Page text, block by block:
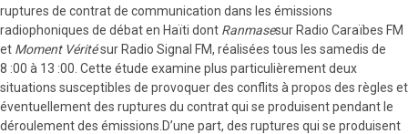
ruptures de contrat de communication dans les émissions
radiophoniques de débat en Haïti dont Ranmasesur Radio Caraïbes FM
et Moment Véritésur Radio Signal FM, réalisées tous les samedis de
8 :00 à 13 :00. Cette étude examine plus particulièrement deux
situations susceptibles de provoquer des conflits à propos des règles et
éventuellement des ruptures du contrat qui se produisent pendant le
déroulement des émissions.D’une part, des ruptures qui se produisent